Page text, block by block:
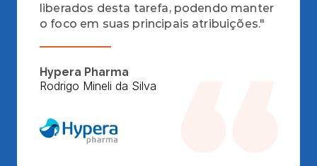
liberados desta tarefa, podendo manter
o foco em suas principais atribuições."
Hypera Pharma
Rodrigo Mineli da Silva